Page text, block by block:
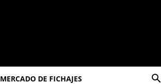
MERCADO DE FICHAJES